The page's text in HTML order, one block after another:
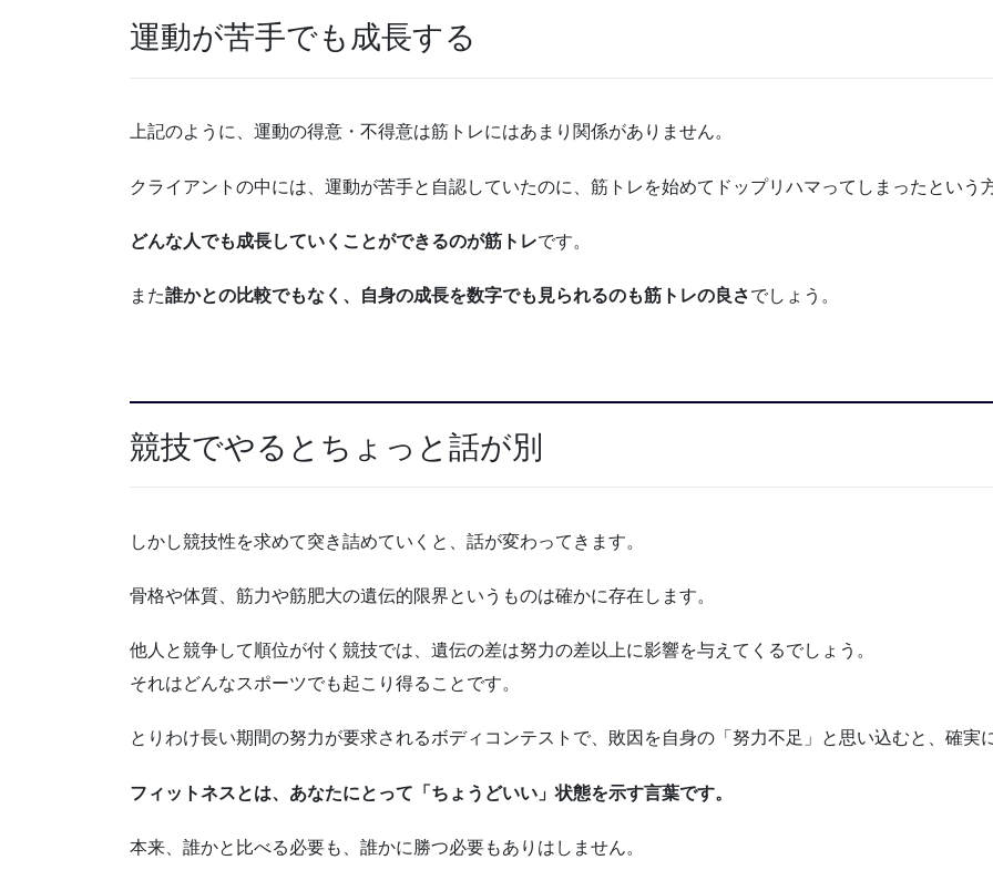
運動が苦手でも成長する
上記のように、運動の得意・不得意は筋トレにはあまり関係がありません。
クライアントの中には、運動が苦手と自認していたのに、筋トレを始めてドップリハマってしまったという
どんな人でも成長していくことができるのが筋トレです。
また誰かとの比較でもなく、自身の成長を数字でも見られるのも筋トレの良さでしょう。
競技でやるとちょっと話が別
しかし競技性を求めて突き詰めていくと、話が変わってきます。
骨格や体質、筋力や筋肥大の遺伝的限界というものは確かに存在します。
他人と競争して順位が付く競技では、遺伝の差は努力の差以上に影響を与えてくるでしょう。
それはどんなスポーツでも起こり得ることです。
とりわけ長い期間の努力が要求されるボディコンテストで、敗因を自身の「努力不足」と思い込むと、確実
フィットネスとは、あなたにとって「ちょうどいい」状態を示す言葉です。
本来、誰かと比べる必要も、誰かに勝つ必要もありはしません。